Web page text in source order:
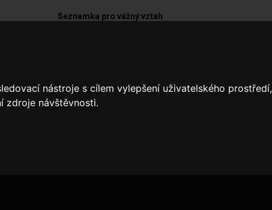
nástroje s cílem vylepšení uživatelského
zdroje návštěvnosti.
Seznamka pro vážný vztah
Ahoj touto cestou hledám partnerku ?